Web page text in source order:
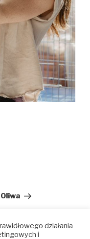
działania
i